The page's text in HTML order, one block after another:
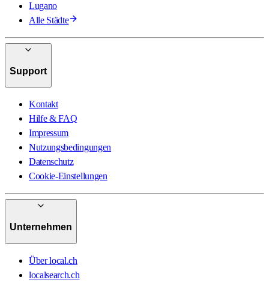
Lugano
Alle Städte
Support
Kontakt
Hilfe & FAQ
Impressum
Nutzungsbedingungen
Datenschutz
Cookie-Einstellungen
Unternehmen
Über local.ch
localsearch.ch